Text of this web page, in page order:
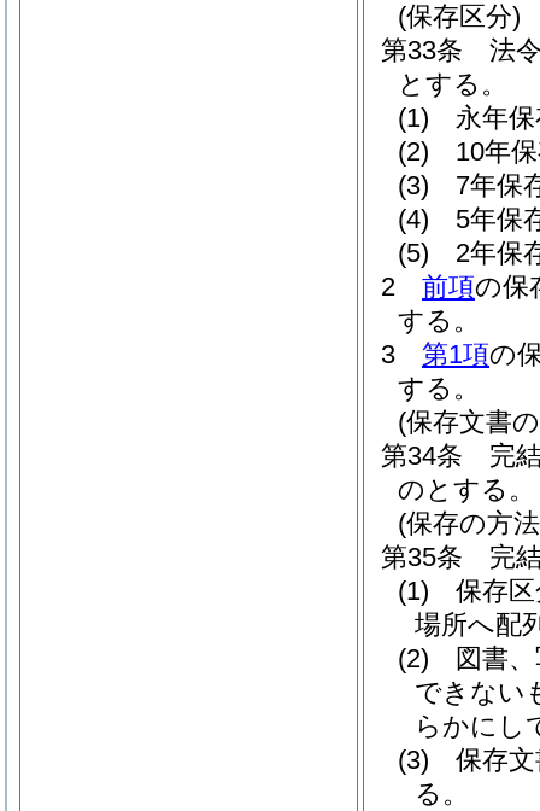
(保存区分)
第33条
法
とする。
(1)
永年
(2)
10年
(3)
7年保
(4)
5年保
(5)
2年保
2
前項の保
する。
3
第1項の
する。
(保存文書
第34条
完
のとする。
(保存の方
第35条
完
(1)
保存
場所へ配
(2)
図書
できない
らかにし
(3)
保存
る。